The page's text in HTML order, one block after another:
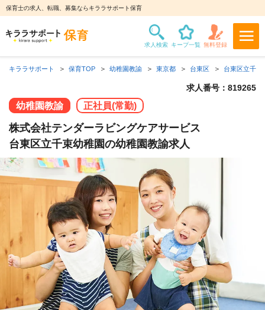
保育士の求人、転職、募集ならキララサポート保育
キララサポート 保育TOP 幼稚園教諭 東京都 台東区 台東区立千束
求人番号：819265
幼稚園教諭 正社員(常勤)
株式会社テンダーラビングケアサービス
台東区立千束幼稚園の幼稚園教諭求人